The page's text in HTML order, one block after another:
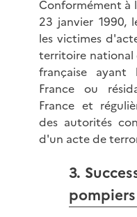
Conformément à
23 janvier 1990,
les victimes
territoire national
française ayant
France ou
France et
des autorités
d'un acte de
3.
pompiers